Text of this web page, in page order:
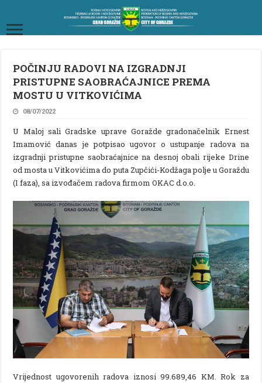
POČINJU RADOVI NA IZGRADNJI
PRISTUPNE SAOBRAĆAJNICE PREMA
MOSTU U VITKOVIĆIMA
08/07/2022
U Maloj sali Gradske uprave Goražde gradonačelnik Ernest
Imamović danas je potpisao ugovor o ustupanje radova na
izgradnji pristupne saobraćajnice na desnoj obali rijeke Drine
od mosta u Vitkovićima do puta Zupčići-Kodžaga polje u Goraždu
(I faza), sa izvođačem radova firmom OKAC d.o.o.
Vrijednost ugovorenih radova iznosi 99.689,46 KM. Rok za